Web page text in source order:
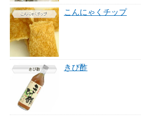
こんにゃくチップ
きび酢